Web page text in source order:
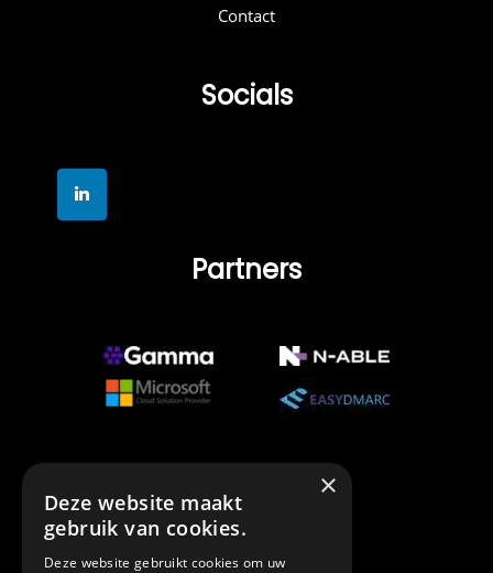
Contact
Socials
Partners
Erkenning
×
Deze website maakt
gebruik van cookies.
Deze website gebruikt cookies om uw